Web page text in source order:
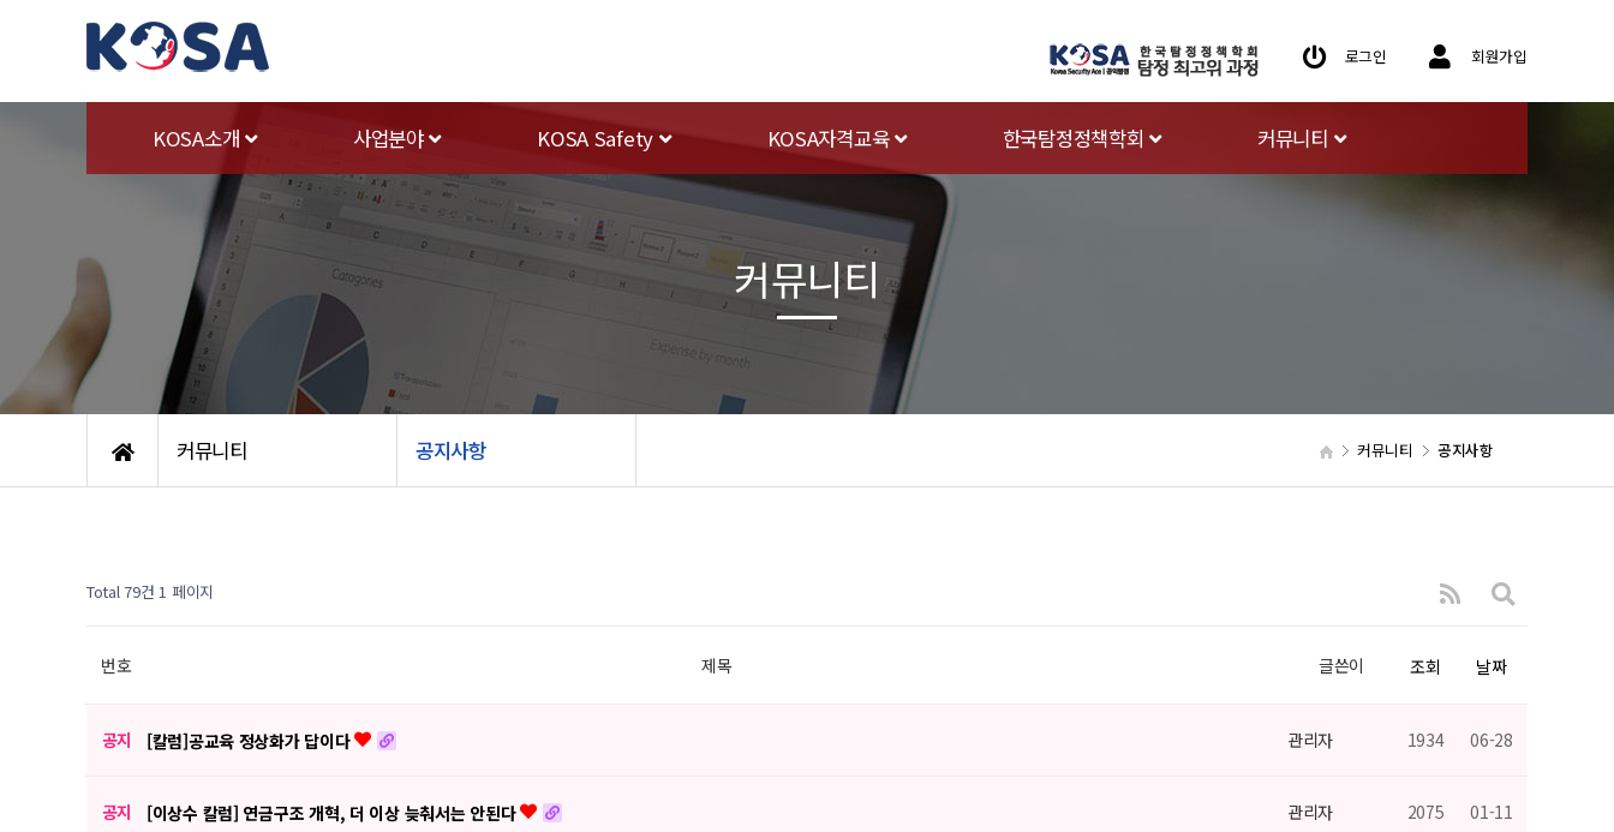
로그인 회원가입
KOSA소개 사업분야 KOSA Safety KOSA자격교육 한국탐정정책학회 커뮤니티
커뮤니티 공지사항 커뮤니티 공지사항
커뮤니티
Total 79건 1 페이지
번호 제목 글쓴이 조회 날짜
공지 [칼럼]공교육 정상화가 답이다 관리자 1934 06-28
공지 [이상수 칼럼] 연금구조 개혁, 더 이상 늦춰서는 안된다 관리자 2075 01-11